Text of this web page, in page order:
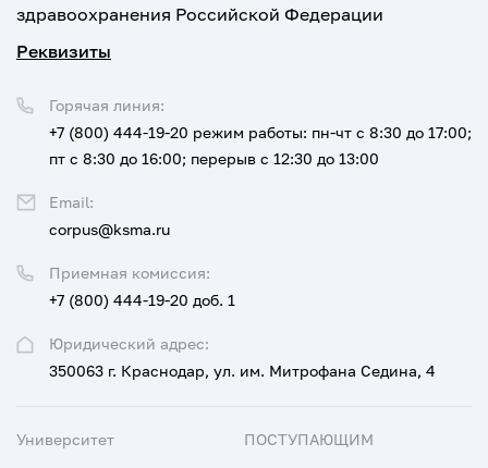
здравоохранения Российской Федерации
Реквизиты
Юридический адрес:
350063 г. Краснодар, ул. им. Митрофана Седина, 4
Приемная комиссия:
+7 (800) 444-19-20 доб. 1
Горячая линия:
+7 (800) 444-19-20 режим работы: пн-чт с 8:30 до 17:00;
пт с 8:30 до 16:00; перерыв с 12:30 до 13:00
Email:
corpus@ksma.ru
Университет ПОСТУПАЮЩИМ